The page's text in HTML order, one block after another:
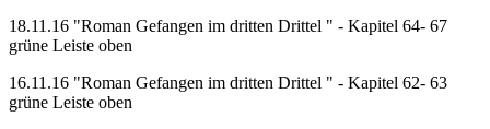
18.11.16 "Roman Gefangen im dritten Drittel " - Kapitel 64- 67
grüne Leiste oben
16.11.16 "Roman Gefangen im dritten Drittel " - Kapitel 62- 63
grüne Leiste oben